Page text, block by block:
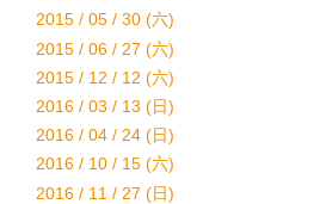
2015 / 05 / 30 (六)
2015 / 06 / 27 (六)
2015 / 12 / 12 (六)
2016 / 03 / 13 (日)
2016 / 04 / 24 (日)
2016 / 10 / 15 (六)
2016 / 11 / 27 (日)